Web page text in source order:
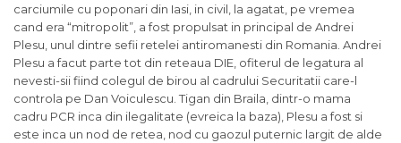
carciumile cu poponari din Iasi, in civil, la agatat, pe vremea
cand era “mitropolit”, a fost propulsat in principal de Andrei
Plesu, unul dintre sefii retelei antiromanesti din Romania. Andrei
Plesu a facut parte tot din reteaua DIE, ofiterul de legatura al
nevesti-sii fiind colegul de birou al cadrului Securitatii care-l
controla pe Dan Voiculescu. Tigan din Braila, dintr-o mama
cadru PCR inca din ilegalitate (evreica la baza), Plesu a fost si
este inca un nod de retea, nod cu gaozul puternic largit de alde